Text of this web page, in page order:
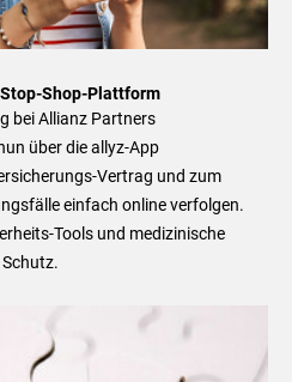
Shop-Plattform
bei Allianz Partners
über die allyz-App
Vertrag und zum
einfach online verfolgen.
Tools und medizinische